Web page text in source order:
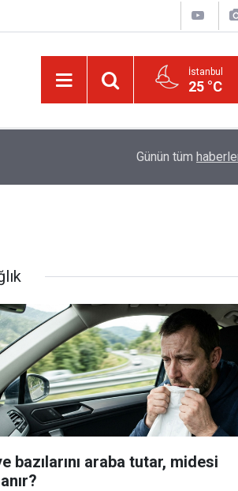
İstanbul
25 °C
Türkiye, Suudi Arabistan
Günün tüm
bazılarını araba tutar, midesi